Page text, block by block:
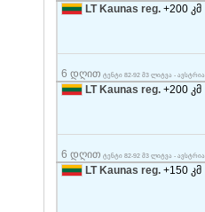
LT Kaunas reg. +200 კმ
6 დღით ტენტი 82-92 მ3 ლიტვა - ავსტრია
LT Kaunas reg. +200 კმ
6 დღით ტენტი 82-92 მ3 ლიტვა - ავსტრია
LT Kaunas reg. +150 კმ